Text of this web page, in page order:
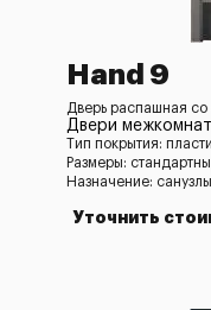
Hand 9
Дверь распашная
Двери
Тип покрытия:
Размеры:
Назначение:
Уточнить